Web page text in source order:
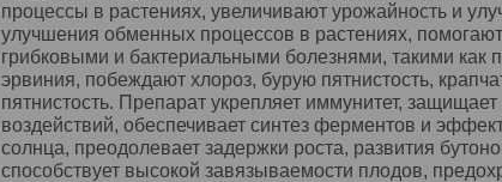
процессы в растениях, увеличивают урожайность и
улучшения обменных процессов в растениях,
грибковыми и бактериальными болезнями, такими как
эрвиния, побеждают хлороз, бурую пятнистость,
пятнистость. Препарат укрепляет иммунитет,
воздействий, обеспечивает синтез ферментов и
солнца, преодолевает задержки роста, развития
способствует высокой завязываемости плодов,